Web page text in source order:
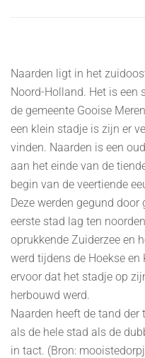
Naarden ligt in het
Noord-Holland. Het is een
de gemeente Gooise
een klein stadje is zijn er
vinden. Naarden is een
aan het einde van de
begin van de veertiende
Deze werden gegund
eerste stad lag ten
oprukkende Zuiderzee en
werd tijdens de Hoekse
ervoor dat het stadje op
herbouwd werd.
Naarden heeft de tand
als de hele stad als de
in tact. (Bron: